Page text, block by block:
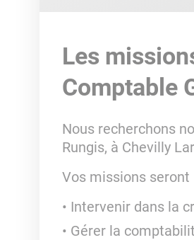
Les
Comptable
Nous recherchons
Rungis, à Chevilly
Vos missions seront
Intervenir dans la
Gérer la